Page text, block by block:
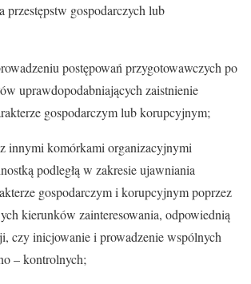
przestępstw gospodarczych lub
postępowań przygotowawczych po
uprawdopodabniających zaistnienie
gospodarczym lub korupcyjnym;
z innymi komórkami organizacyjnymi
podległą w zakresie ujawniania
gospodarczym i korupcyjnym poprzez
kierunków zainteresowania, odpowiednią
czy inicjowanie i prowadzenie wspólnych
– kontrolnych;